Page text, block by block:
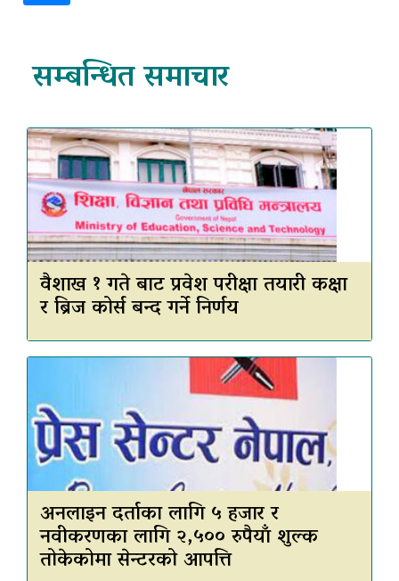
सम्बन्धित समाचार
वैशाख १ गते बाट प्रवेश परीक्षा तयारी कक्षा
र ब्रिज कोर्स बन्द गर्ने निर्णय
अनलाइन दर्ताका लागि ५ हजार र
नवीकरणका लागि २,५०० रुपैयाँ शुल्क
तोकेकोमा सेन्टरको आपत्ति